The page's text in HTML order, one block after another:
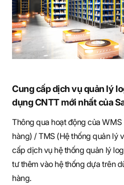
Cung cấp dịch vụ quản lý
dụng CNTT mới nhất của
Thông qua hoạt động của
hàng) / TMS (Hệ thống quản lý
cấp dịch vụ hệ thống quản lý
tư thêm vào hệ thống dựa trên
hàng.